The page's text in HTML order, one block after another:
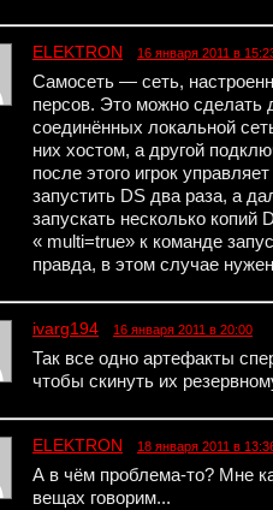
ELEKTRON 16 января 2011 в
Самосеть — сеть,
персов. Это можно сделать
соединённых локальной
них хостом, а другой
после этого игрок
запустить DS два раза, а
запускать несколько
« multi=true» к команде
правда, в этом случае
ivarg194 16 января 2011 в 20:00
Так все одно артефакты
чтобы скинуть их
ELEKTRON 18 января 2011 в
А в чём проблема-то? Мне
вещах говорим...